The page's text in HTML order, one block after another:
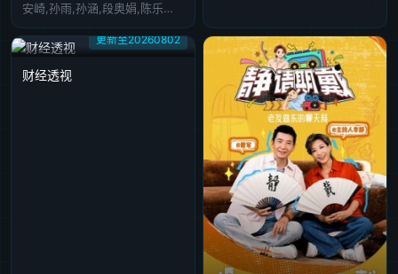
安崎,孙雨,孙涵,段奥娟,陈乐基,金池,余佳运,李佳薇,周蕙,邓见超,曹杨,金贵晟,梁心颐,李鑫一,孟慧圆,苏诗丁,平安,弦子,张赫宣,赵品霖,赵磊,郑人予,庄心妍,曾一鸣
更新至20260802
财经透视